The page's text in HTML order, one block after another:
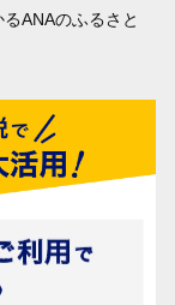
ANAのふるさと